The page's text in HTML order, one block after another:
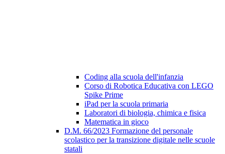
Coding alla scuola dell'infanzia
Corso di Robotica Educativa con LEGO
Spike Prime
iPad per la scuola primaria
Laboratori di biologia, chimica e fisica
Matematica in gioco
D.M. 66/2023 Formazione del personale
scolastico per la transizione digitale nelle scuole
statali